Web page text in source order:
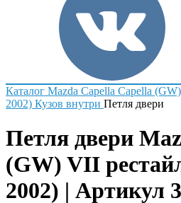
Каталог Mazda Capella Capella
2002) Кузов внутри Петля двери
Петля двери
(GW) VII
2002) | Артикул